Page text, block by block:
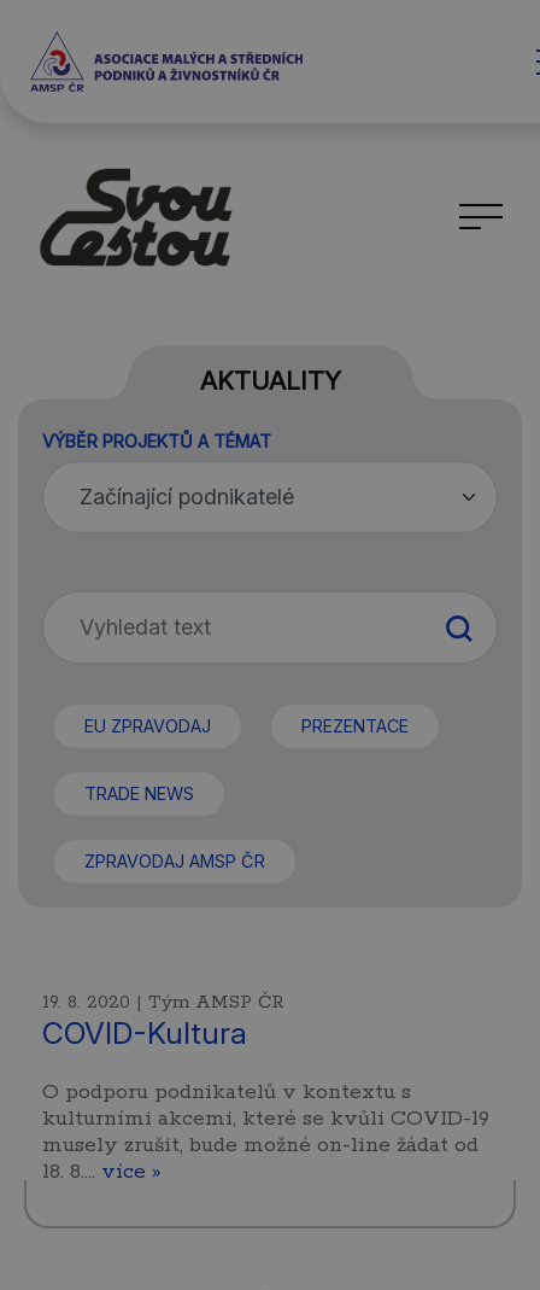
AKTUALITY
VÝBĚR PROJEKTŮ A TÉMAT
EU ZPRAVODAJ PREZENTACE
TRADE NEWS
ZPRAVODAJ AMSP ČR
19. 8. 2020 | Tým AMSP ČR
COVID-Kultura
O podporu podnikatelů v kontextu s
kulturními akcemi, které se kvůli COVID-19
musely zrušit, bude možné on-line žádat od
18. 8.… více »